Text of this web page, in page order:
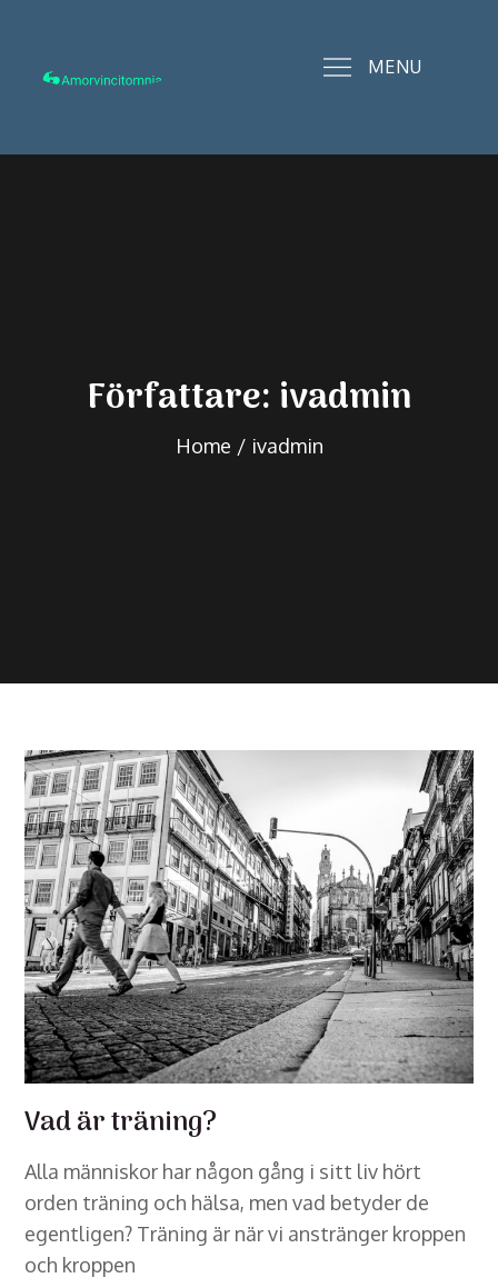
content
MENU
Författare: ivadmin
Home ivadmin
Vad är träning?
Alla människor har någon gång i sitt liv hört
orden träning och hälsa, men vad betyder de
egentligen? Träning är när vi anstränger kroppen
och kroppen